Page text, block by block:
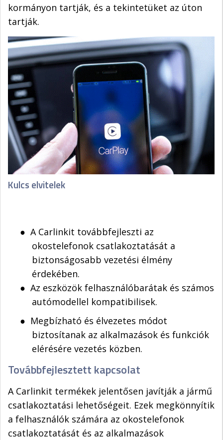
kormányon tartják, és a tekintetüket az úton
tartják.
Kulcs elvitelek
● A Carlinkit továbbfejleszti az
okostelefonok csatlakoztatását a
biztonságosabb vezetési élmény
érdekében.
● Az eszközök felhasználóbarátak és számos
autómodellel kompatibilisek.
● Megbízható és élvezetes módot
biztosítanak az alkalmazások és funkciók
elérésére vezetés közben.
Továbbfejlesztett kapcsolat
A Carlinkit termékek jelentősen javítják a jármű
csatlakoztatási lehetőségeit. Ezek megkönnyítik
a felhasználók számára az okostelefonok
csatlakoztatását és az alkalmazások